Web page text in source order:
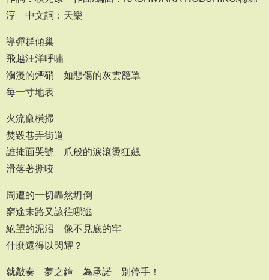
淳 中文詞：天樂
導彈群傾巢
飛越汪洋呼嘯
瀰漫的煙硝 如悲傷的灰雲籠罩
每一寸地表
火流竄橫掃
焚毀巷弄街道
誰掩面哭號 爪般的淚滾燙狂飆
滑落著撕咬
周遭的一切轟然坍倒
窮途末路又該往哪逃
絕望的泥沼 像不見底的牢
什麼還得以閃耀？
就敲奏 夢之鐘 為承諾 別停手！